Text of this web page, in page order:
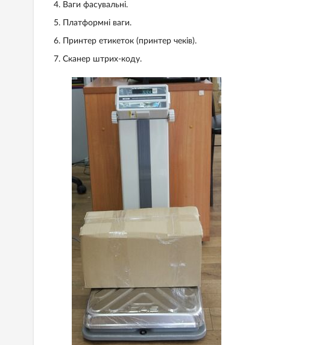
Ваги фасувальні.
Платформні ваги.
Принтер етикеток (принтер чеків).
Сканер штрих-коду.